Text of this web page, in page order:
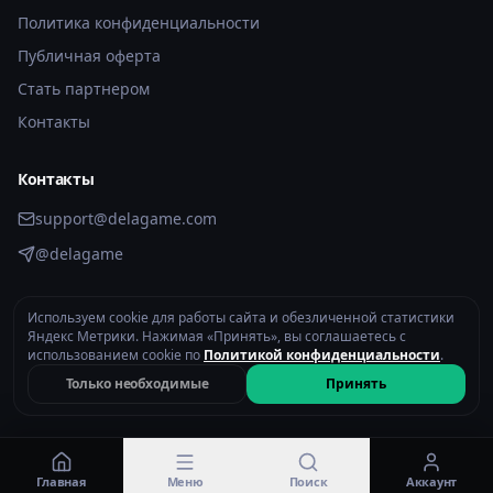
Политика конфиденциальности
Публичная оферта
Стать партнером
Контакты
Контакты
support@delagame.com
@delagame
2026 © DelaGame.com. Все права защищены.
Политика конфиденциальности
Главная Меню Поиск Аккаунт
Используем cookie для работы сайта и обезличенной статистики
Яндекс Метрики. Нажимая «Принять», вы соглашаетесь с
использованием cookie по Политикой конфиденциальности.
Только необходимые
Принять